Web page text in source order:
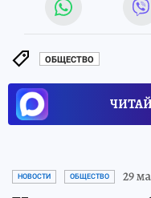
ОБЩЕСТВО
НОВОСТИ ОБЩЕСТВО 29